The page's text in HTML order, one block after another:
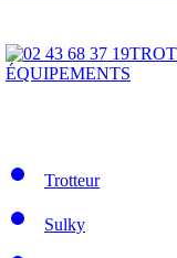
ÉQUIPEMENTS
Trotteur
Sulky